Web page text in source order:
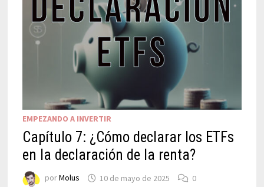
EMPEZANDO A INVERTIR
Capítulo 7: ¿Cómo declarar los ETFs
en la declaración de la renta?
porMolus 10 de mayo de 2025 0